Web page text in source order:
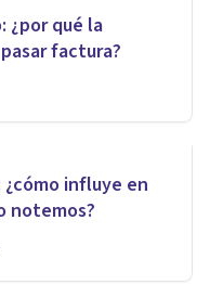
¿por qué la
factura?
influye en
notemos?